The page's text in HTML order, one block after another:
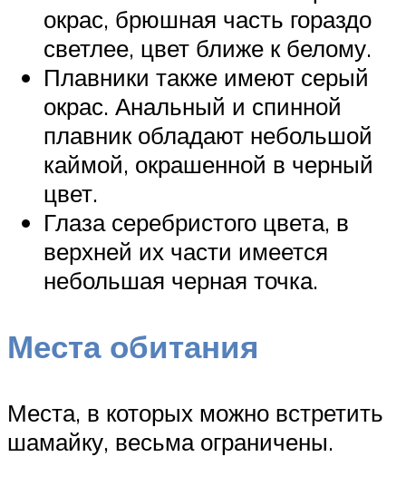
окрас, брюшная часть гораздо
светлее, цвет ближе к белому.
Плавники также имеют серый
окрас. Анальный и спинной
плавник обладают небольшой
каймой, окрашенной в черный
цвет.
Глаза серебристого цвета, в
верхней их части имеется
небольшая черная точка.
Места обитания
Места, в которых можно встретить
шамайку, весьма ограничены.